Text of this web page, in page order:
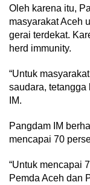
Oleh karena itu,
masyarakat Aceh
gerai terdekat.
herd immunity.
“Untuk
saudara, tetangga
IM.
Pangdam IM
mencapai 70
“Untuk mencapai
Pemda Aceh dan